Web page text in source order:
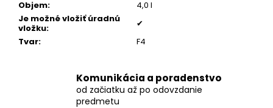
Objem:
4,0 l
Je možné vložiť úradnú
vložku:
✔
Tvar: F4
Komunikácia a poradenstvo
od začiatku až po odovzdanie
predmetu
ŠNÚROVÝ
NÁRAMOK
€160